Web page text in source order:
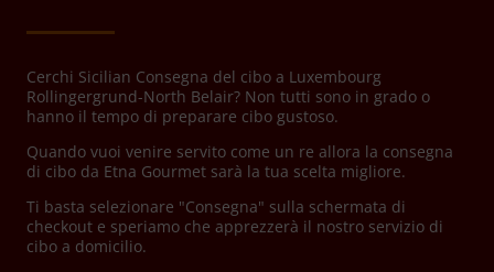
Cerchi Sicilian Consegna del cibo a Luxembourg
Rollingergrund-North Belair? Non tutti sono in grado o
hanno il tempo di preparare cibo gustoso.
Quando vuoi venire servito come un re allora la consegna
di cibo da Etna Gourmet sarà la tua scelta migliore.
Ti basta selezionare "Consegna" sulla schermata di
checkout e speriamo che apprezzerà il nostro servizio di
cibo a domicilio.